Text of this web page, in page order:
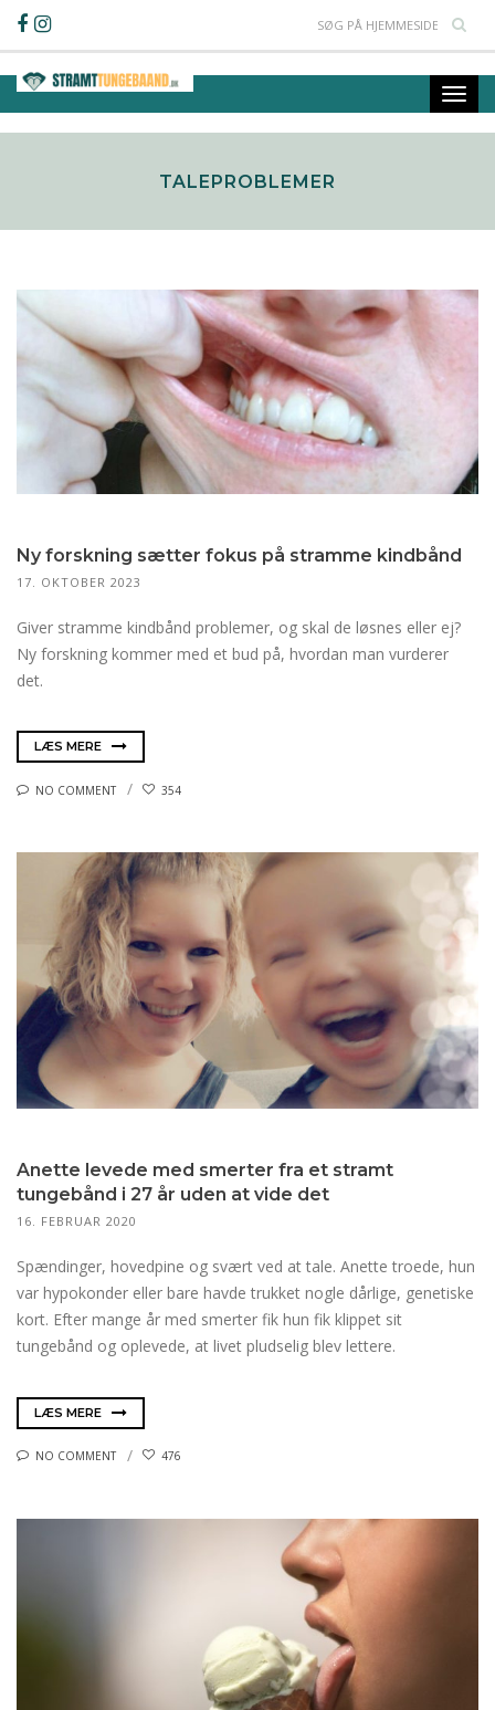
TALEPROBLEMER
Ny forskning sætter fokus på stramme kindbånd
17. OKTOBER 2023
Giver stramme kindbånd problemer, og skal de løsnes eller ej?
Ny forskning kommer med et bud på, hvordan man vurderer
det.
LÆS MERE
NO COMMENT 354
Anette levede med smerter fra et stramt
tungebånd i 27 år uden at vide det
16. FEBRUAR 2020
Spændinger, hovedpine og svært ved at tale. Anette troede, hun
var hypokonder eller bare havde trukket nogle dårlige, genetiske
kort. Efter mange år med smerter fik hun fik klippet sit
tungebånd og oplevede, at livet pludselig blev lettere.
LÆS MERE
NO COMMENT 476